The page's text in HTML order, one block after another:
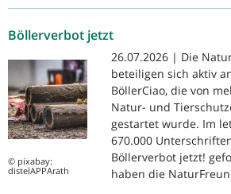
Böllerverbot jetzt
© pixabay:
distelAPPArath
26.07.2026 | Die
beteiligen sich aktiv
BöllerCiao, die von
Natur- und
gestartet wurde. Im
670.000
Böllerverbot jetzt!
haben die